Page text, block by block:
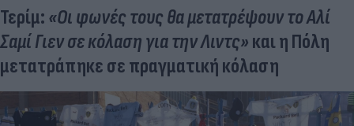
Τερίμ:«Οι φωνές τους θα μετατρέψουν το Αλί
Σαμί Γιεν σε κόλαση για την Λιντς»και η Πόλη
μετατράπηκε σε πραγματική κόλαση